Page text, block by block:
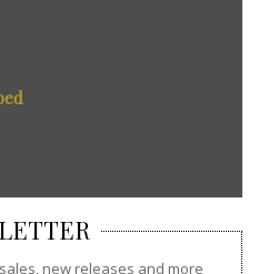
new releases and more